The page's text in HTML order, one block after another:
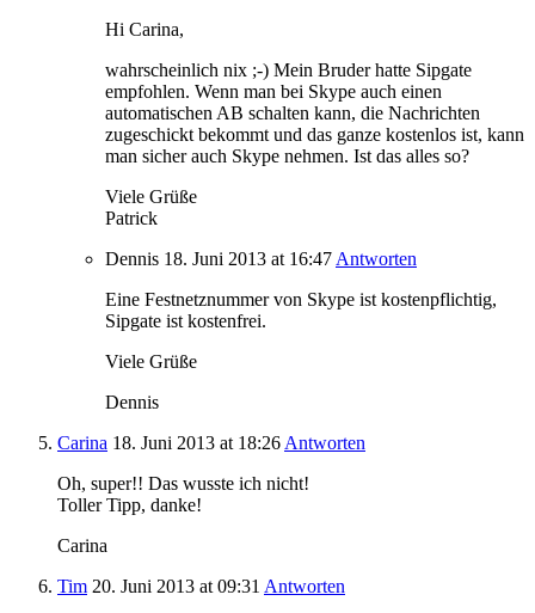
Hi Carina,
wahrscheinlich nix ;-) Mein Bruder hatte Sipgate
empfohlen. Wenn man bei Skype auch einen
automatischen AB schalten kann, die Nachrichten
zugeschickt bekommt und das ganze kostenlos ist, kann
man sicher auch Skype nehmen. Ist das alles so?
Viele Grüße
Patrick
Dennis 18. Juni 2013 at 16:47 Antworten
Eine Festnetznummer von Skype ist kostenpflichtig,
Sipgate ist kostenfrei.
Viele Grüße
Dennis
Carina 18. Juni 2013 at 18:26 Antworten
Oh, super!! Das wusste ich nicht!
Toller Tipp, danke!
Carina
Tim 20. Juni 2013 at 09:31 Antworten